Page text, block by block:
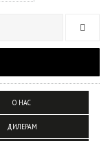
О НАС
ДИЛЕРАМ